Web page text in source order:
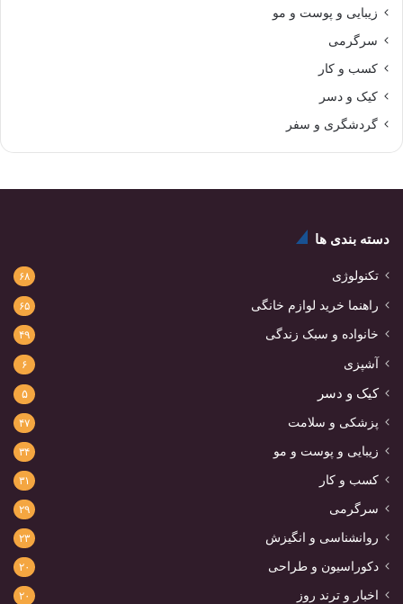
زیبایی و پوست و مو
سرگرمی
کسب و کار
کیک و دسر
گردشگری و سفر
دسته بندی ها
تکنولوژی ۶۸
راهنما خرید لوازم خانگی ۶۵
خانواده و سبک زندگی ۴۹
آشپزی ۶
کیک و دسر ۵
پزشکی و سلامت ۴۷
زیبایی و پوست و مو ۳۴
کسب و کار ۳۱
سرگرمی ۲۹
روانشناسی و انگیزش ۲۳
دکوراسیون و طراحی ۲۰
اخبار و ترند روز ۲۰